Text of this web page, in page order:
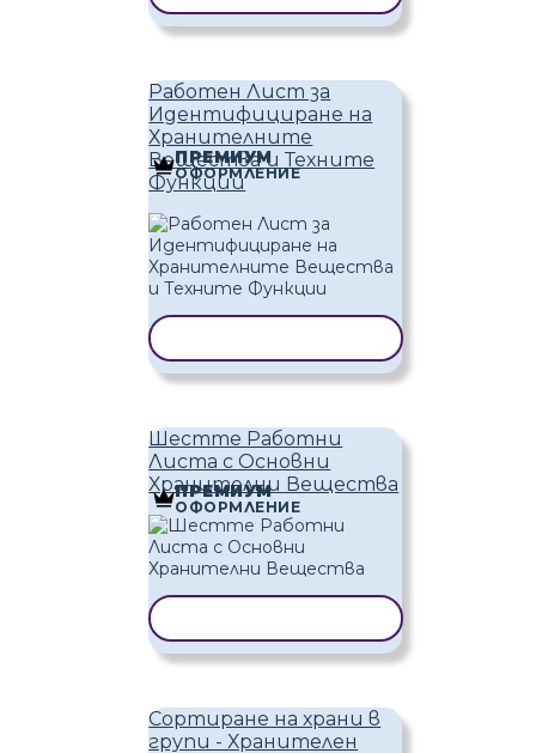
Работен Лист за
Идентифициране на
Хранителните
Вещества и Техните
Функции
ПРЕМИУМ
ОФОРМЛЕНИЕ
Шестте Работни
Листа с Основни
Хранителни Вещества
ПРЕМИУМ
ОФОРМЛЕНИЕ
Сортиране на храни в
групи - Хранителен